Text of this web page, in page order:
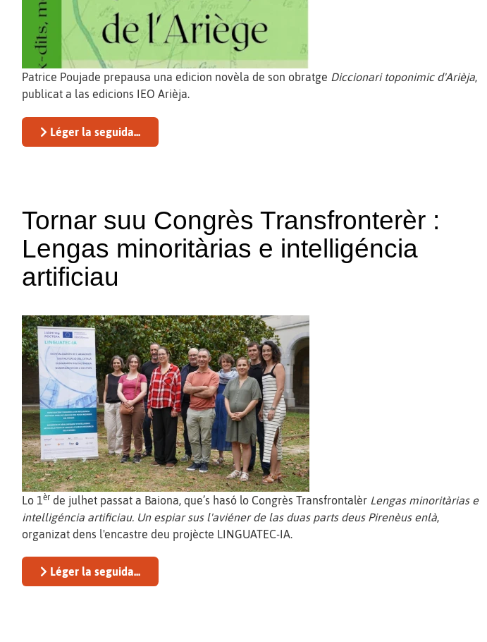
Patrice Poujade prepausa una edicion novèla de son obratge Diccionari toponimic d'Arièja,
publicat a las edicions IEO Arièja.
Léger la seguida...
Tornar suu Congrès Transfronterèr :
Lengas minoritàrias e intelligéncia
artificiau
Lo 1 èr de julhet passat a Baiona, que’s hasó lo Congrès Transfrontalèr Lengas minoritàrias e
intelligéncia artificiau. Un espiar sus l'aviéner de las duas parts deus Pirenèus enlà
organizat dens l'encastre deu projècte LINGUATEC-IA.
Léger la seguida...